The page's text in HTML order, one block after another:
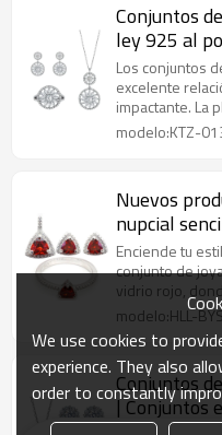
Conjuntos
ley 925 al
de joyería
Los conjuntos
excelente
impactante. La
puede
modelo:KTZ-
Nuevos
nupcial
nupcial de
rojo
Enciende tu
conjunto de
vidrio rojo,
combina con un
modelo:HLL-
Conjuntos
| Conjuntos
We use cookies to
experience. They also
order to constantly